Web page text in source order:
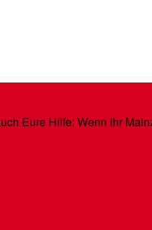
Eure Hilfe: Wenn Ihr